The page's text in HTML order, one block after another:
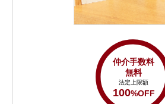
仲介手数料
無料
法定上限額
100%OFF